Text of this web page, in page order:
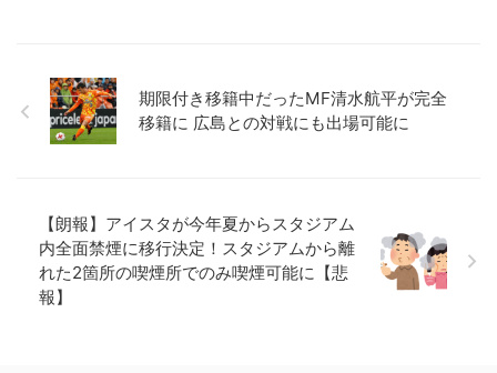
期限付き移籍中だったMF清水航平が完全
移籍に 広島との対戦にも出場可能に
【朗報】アイスタが今年夏からスタジアム
内全面禁煙に移行決定！スタジアムから離
れた2箇所の喫煙所でのみ喫煙可能に【悲
報】